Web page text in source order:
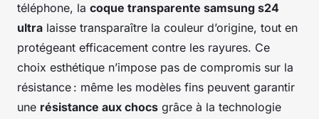
téléphone, la coque transparente samsung s24
ultra laisse transparaître la couleur d’origine, tout en
protégeant efficacement contre les rayures. Ce
choix esthétique n’impose pas de compromis sur la
résistance : même les modèles fins peuvent garantir
une résistance aux chocs grâce à la technologie